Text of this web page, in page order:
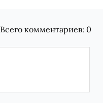
Всего комментариев: 0